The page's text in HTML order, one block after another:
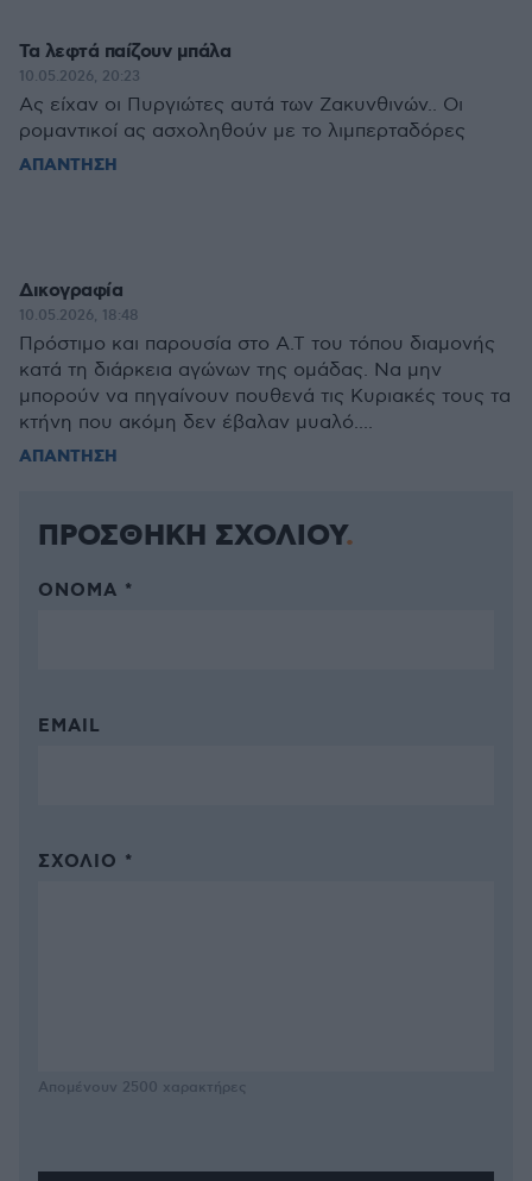
Τα λεφτά παίζουν μπάλα
10.05.2026, 20:23
Ας είχαν οι Πυργιώτες αυτά των Ζακυνθινών.. Οι
ρομαντικοί ας ασχοληθούν με το λιμπερταδόρες
ΑΠΑΝΤΗΣΗ
Δικογραφία
10.05.2026, 18:48
Πρόστιμο και παρουσία στο Α.Τ του τόπου διαμονής
κατά τη διάρκεια αγώνων της ομάδας. Να μην
μπορούν να πηγαίνουν πουθενά τις Κυριακές τους τα
κτήνη που ακόμη δεν έβαλαν μυαλό....
ΑΠΑΝΤΗΣΗ
ΠΡΟΣΘΗΚΗ ΣΧΟΛΙΟΥ
ΌΝΟΜΑ *
EMAIL
ΣΧΌΛΙΟ *
Απομένουν 2500 χαρακτήρες